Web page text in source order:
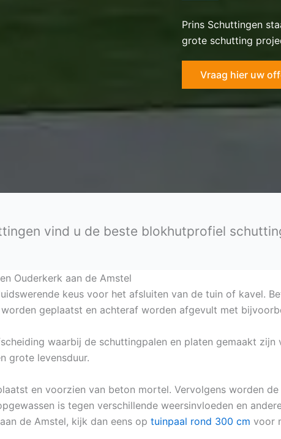
Prins Schuttingen
grote schutting
Vraag hier uw
vind u de beste blokhutprofiel
Ouderkerk aan de Amstel
keus voor het afsluiten van de tuin of kavel.
geplaatst en achteraf worden afgevult met
waarbij de schuttingpalen en platen gemaakt
grote levensduur.
en voorzien van beton mortel. Vervolgens worden
is tegen verschillende weersinvloeden en
de Amstel, kijk dan eens op tuinpaal rond 300 cm voor